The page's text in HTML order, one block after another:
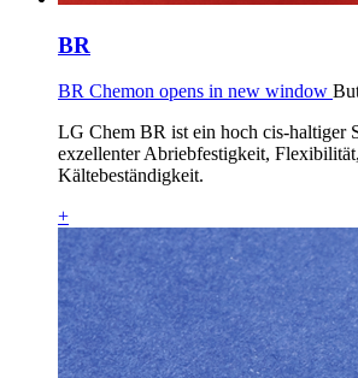
BR
BR Chemon opens in new window
LG Chem BR ist ein hoch cis-haltiger
exzellenter Abriebfestigkeit,
Kältebeständigkeit.
+